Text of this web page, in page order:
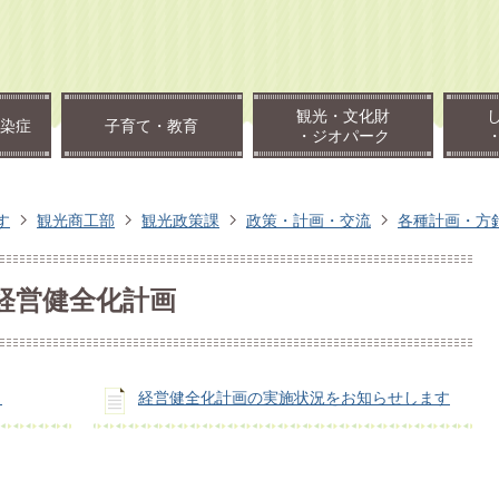
症 子育て・教育
観光・文化財
・ジオパーク
観光商工部 観光政策課 政策・計画・交流 各種計画・方
営健全化計画
経営健全化計画の実施状況をお知らせします